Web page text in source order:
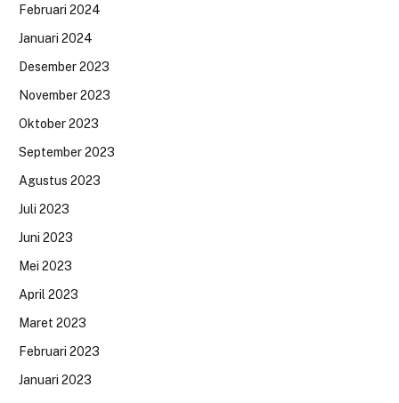
Februari 2024
Januari 2024
Desember 2023
November 2023
Oktober 2023
September 2023
Agustus 2023
Juli 2023
Juni 2023
Mei 2023
April 2023
Maret 2023
Februari 2023
Januari 2023